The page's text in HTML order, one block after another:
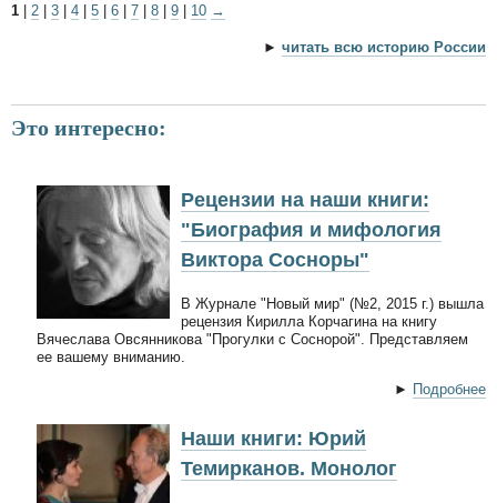
1
2 3 4 5 6 7 8 9 10 →
► читать всю историю России
Это интересно:
Рецензии на наши книги:
"Биография и мифология
Виктора Сосноры"
В Журнале "Новый мир" (№2, 2015 г.) вышла
рецензия Кирилла Корчагина на книгу
Вячеслава Овсянникова "Прогулки с Соснорой". Представляем
ее вашему вниманию.
► Подробнее
Наши книги: Юрий
Темирканов. Монолог